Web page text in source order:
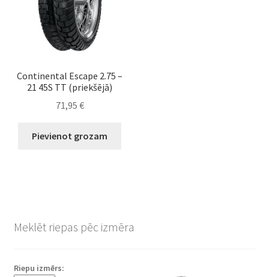
Continental Escape 2.75 –
21 45S TT (priekšējā)
71,95 €
Pievienot grozam
Meklēt riepas pēc izmēra
Riepu izmērs: